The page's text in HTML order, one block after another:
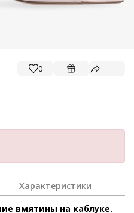
0
Характеристики
вмятины на каблуке.